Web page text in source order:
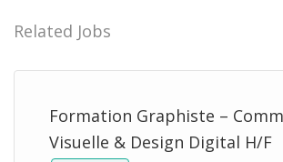
Related Jobs
Formation Graphiste –
Visuelle & Design Digital H/F